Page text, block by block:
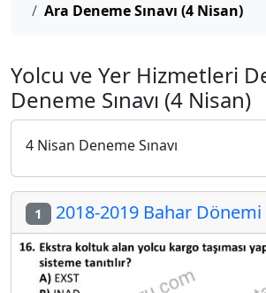
Ara Deneme Sınavı (4 Nisan)
Yolcu ve Yer Hizmetleri
Deneme Sınavı (4 Nisan)
4 Nisan Deneme Sınavı
1 2018-2019 Bahar Dönemi